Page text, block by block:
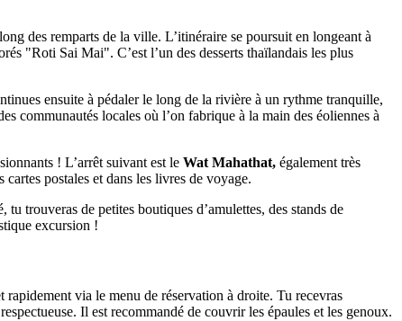
des remparts de la ville. L’itinéraire se poursuit en longeant à
"Roti Sai Mai". C’est l’un des desserts thaïlandais les plus
ensuite à pédaler le long de la rivière à un rythme tranquille,
communautés locales où l’on fabrique à la main des éoliennes à
! L’arrêt suivant est le Wat Mahathat, également très
postales et dans les livres de voyage.
trouveras de petites boutiques d’amulettes, des stands de
excursion !
via le menu de réservation à droite. Tu recevras
Il est recommandé de couvrir les épaules et les genoux.